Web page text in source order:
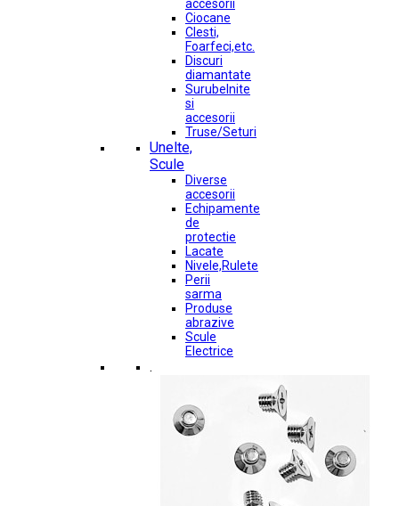
accesorii
Ciocane
Clesti,
Foarfeci,etc.
Discuri
diamantate
Surubelnite
si
accesorii
Truse/Seturi
Unelte,
Scule
Diverse
accesorii
Echipamente
de
protectie
Lacate
Nivele,Rulete
Perii
sarma
Produse
abrazive
Scule
Electrice
.